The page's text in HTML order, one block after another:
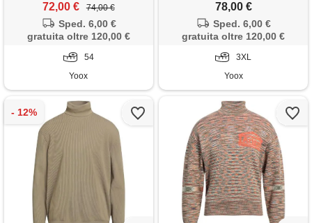
72,00 € 74,00 €
Sped. 6,00 €
gratuita oltre 120,00 €
54
Yoox
78,00 €
Sped. 6,00 €
gratuita oltre 120,00 €
3XL
Yoox